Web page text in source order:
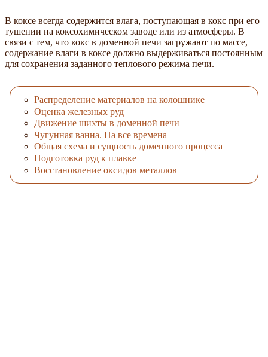
В коксе всегда содержится влага, поступающая в кокс при его
тушении на коксохимическом заводе или из атмосферы. В
связи с тем, что кокс в доменной печи загружают по массе,
содержание влаги в коксе должно выдерживаться постоянным
для сохранения заданного теплового режима печи.
Распределение материалов на колошнике
Оценка железных руд
Движение шихты в доменной печи
Чугунная ванна. На все времена
Общая схема и сущность доменного процесса
Подготовка руд к плавке
Восстановление оксидов металлов